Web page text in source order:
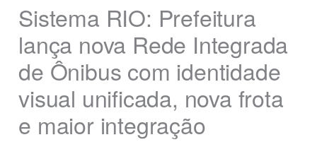
Sistema RIO: Prefeitura
lança nova Rede Integrada
de Ônibus com identidade
visual unificada, nova frota
e maior integração